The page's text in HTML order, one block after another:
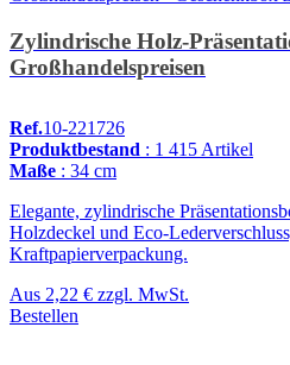
Zylindrische Holz-
Großhandelspreisen
Ref.10-221726
Produktbestand : 1 415 Artikel
Maße : 34 cm
Elegante, zylindrische
Holzdeckel und Eco-
Kraftpapierverpackung.
Aus 2,22 € zzgl. MwSt.
Bestellen